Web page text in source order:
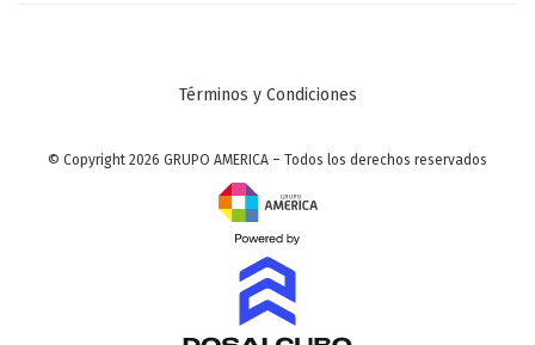
Términos y Condiciones
© Copyright 2026 GRUPO AMERICA – Todos los derechos reservados